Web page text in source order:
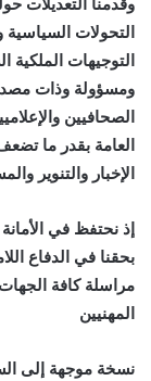
التحولات
التوجيهات
ومسؤولة وذات
الصحافيين
العامة بقدر ما
الإخبار والتنوير
إذ نحتفظ في الأمانة
بحقنا في الدفاع
مراسلة كافة
المهنيين
نسخة موجهة إلى